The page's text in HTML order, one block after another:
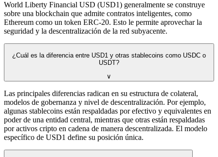
World Liberty Financial USD (USD1) generalmente se construye
sobre una blockchain que admite contratos inteligentes, como
Ethereum como un token ERC-20. Esto le permite aprovechar la
seguridad y la descentralización de la red subyacente.
¿Cuál es la diferencia entre USD1 y otras stablecoins como USDC o
USDT?
∨
Las principales diferencias radican en su estructura de colateral,
modelos de gobernanza y nivel de descentralización. Por ejemplo,
algunas stablecoins están respaldadas por efectivo y equivalentes en
poder de una entidad central, mientras que otras están respaldadas
por activos cripto en cadena de manera descentralizada. El modelo
específico de USD1 define su posición única.